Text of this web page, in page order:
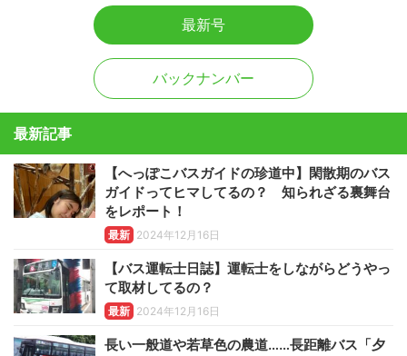
最新号
バックナンバー
最新記事
【へっぽこバスガイドの珍道中】閑散期のバス
ガイドってヒマしてるの？ 知られざる裏舞台
をレポート！
最新 2024年12月16日
【バス運転士日誌】運転士をしながらどうやっ
て取材してるの？
最新 2024年12月16日
長い一般道や若草色の農道……長距離バス「夕